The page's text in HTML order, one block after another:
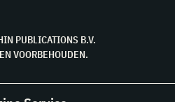
PUBLICATIONS B.V.
VOORBEHOUDEN.